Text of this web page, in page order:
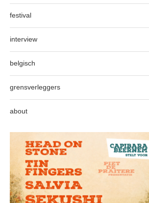
festival
interview
belgisch
grensverleggers
about